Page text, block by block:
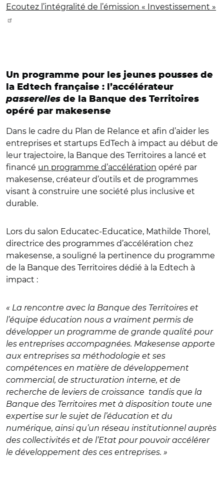
Ecoutez l’intégralité de l’émission « Investissement »
Un programme pour les jeunes pousses de
la Edtech française : l’accélérateur
passerelles de la Banque des Territoires
opéré par makesense
Dans le cadre du Plan de Relance et afin d’aider les
entreprises et startups EdTech à impact au début de
leur trajectoire, la Banque des Territoires a lancé et
financé un programme d’accélération opéré par
makesense, créateur d’outils et de programmes
visant à construire une société plus inclusive et
durable.
Lors du salon Educatec-Educatice, Mathilde Thorel,
directrice des programmes d’accélération chez
makesense, a souligné la pertinence du programme
de la Banque des Territoires dédié à la Edtech à
impact :
« La rencontre avec la Banque des Territoires et
l’équipe éducation nous a vraiment permis de
développer un programme de grande qualité pour
les entreprises accompagnées. Makesense apporte
aux entreprises sa méthodologie et ses
compétences en matière de développement
commercial, de structuration interne, et de
recherche de leviers de croissance tandis que la
Banque des Territoires met à disposition toute une
expertise sur le sujet de l’éducation et du
numérique, ainsi qu’un réseau institutionnel auprès
des collectivités et de l’Etat pour pouvoir accélérer
le développement des ces entreprises. »